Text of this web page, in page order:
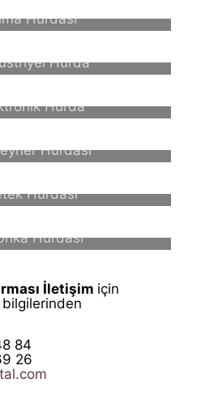
Hurdası
Hurda
Hurda
Hurdası
Hurdası
Hurdası
İletişim için
bilgilerinden
84
26